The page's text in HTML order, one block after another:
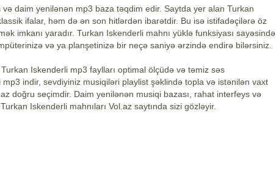
daim yenilənən mp3 baza təqdim edir. Saytda yer alan Turkan
ifalar, həm də ən son hitlərdən ibarətdir. Bu isə istifadəçilərə öz
imkanı yaradır. Turkan Iskenderli mahnı yüklə funksiyası sayəsində
və ya planşetinizə bir neçə saniyə ərzində endirə bilərsiniz.
Iskenderli mp3 faylları optimal ölçüdə və təmiz səs
indir, sevdiyiniz musiqiləri playlist şəklində topla və istənilən vaxt
doğru seçimdir. Daim yenilənən musiqi bazası, rahat interfeys və
Iskenderli mahnıları Vol.az saytında sizi gözləyir.